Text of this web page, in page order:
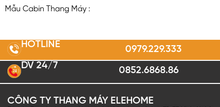
Mẫu Cabin Thang Máy :
HOTLINE 0979.229.333
24
DV 24/7 0852.6868.86
CÔNG TY THANG MÁY ELEHOME